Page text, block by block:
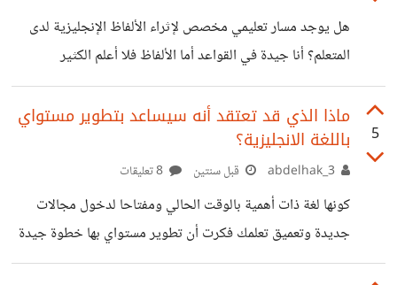
هل يوجد مسار تعليمي مخصص لإثراء الألفاظ الإنجليزية لدى
المتعلم؟ أنا جيدة في القواعد أما الألفاظ فلا أعلم الكثير
5
ماذا الذي قد تعتقد أنه سيساعد بتطوير مستواي
باللغة الانجليزية؟
قبل سنتين
كونها لغة ذات أهمية بالوقت الحالي ومفتاحا لدخول مجالات
جديدة وتعميق تعلمك فكرت أن تطوير مستواي بها خطوة جيدة
ففتحت حساب بتطبيق Duolingo لكن بدا لي أنه لابأس بزيادة